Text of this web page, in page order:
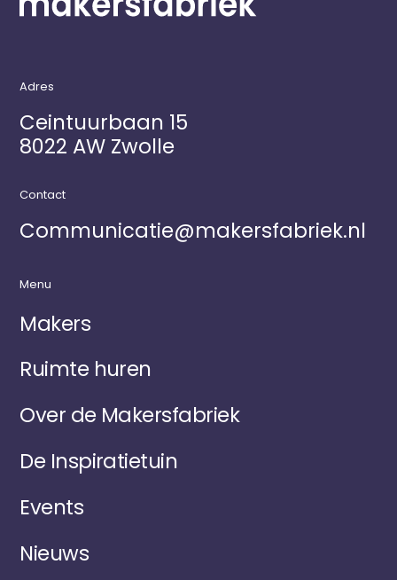
Adres
Ceintuurbaan 15
8022 AW Zwolle
Contact
Communicatie@makersfabriek.nl
Menu
Makers
Ruimte huren
Over de Makersfabriek
De Inspiratietuin
Events
Nieuws